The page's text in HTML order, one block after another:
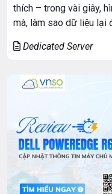
thích – trong vài giây,
mà, làm sao dữ liệu lại
trung tâm dữ liệu
Dedicated Server